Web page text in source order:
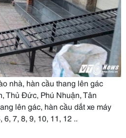
nhà, hàn cầu thang lên gác
Thủ Đức, Phú Nhuận, Tân
lên gác, hàn cầu dắt xe máy
6, 7, 8, 9, 10, 11, 12 ..